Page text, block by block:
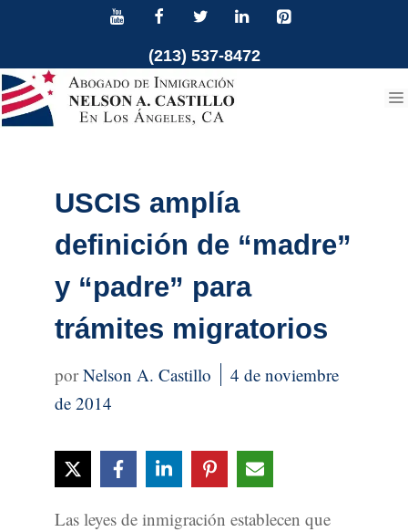
contenido
(213) 537-8472
USCIS amplía
definición de “madre”
y “padre” para
trámites migratorios
Nelson A. Castillo
4 de noviembre
de 2014
Las leyes de inmigración establecen que